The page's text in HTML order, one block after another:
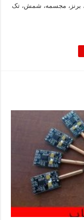
برنز، مجسمه، شمش، تک